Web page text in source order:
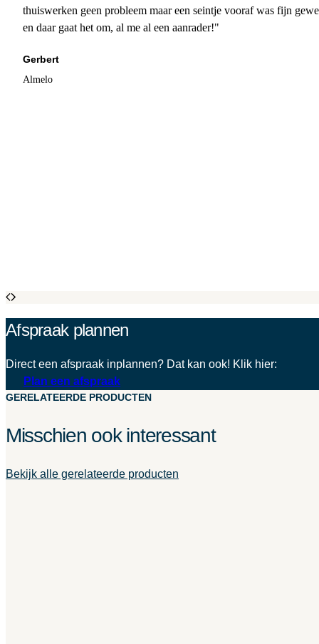
thuiswerken geen probleem maar een seintje vooraf was fijn
en daar gaat het om, al me al een aanrader!"
Gerbert
Almelo
Afspraak plannen
Direct een afspraak inplannen? Dat kan ook! Klik hier:
Plan een afspraak
GERELATEERDE PRODUCTEN
Misschien ook interessant
Bekijk alle gerelateerde producten